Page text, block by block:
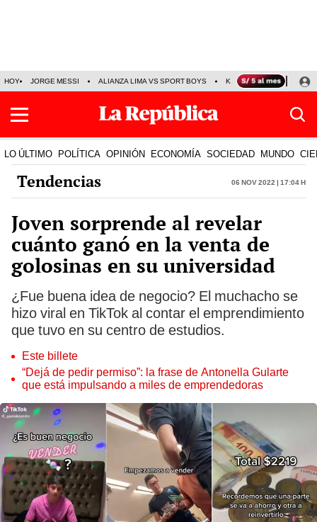
HOY JORGE MESSI ALIANZA LIMA VS SPORT BOYS KENJI FUJIMORI
LO ÚLTIMO POLÍTICA OPINIÓN ECONOMÍA SOCIEDAD MUNDO
Tendencias 06 Nov 2022 | 17:04 h
Joven sorprende al revelar
cuánto ganó en la venta de
golosinas en su universidad
¿Fue buena idea de negocio? El muchacho se
hizo viral en TikTok al contar el emprendimiento
que tuvo en su centro de estudios.
Este billete
“Dejá de pedir permiso”: la frase de Antonella Gularte
que está impulsando a miles de emprendedoras